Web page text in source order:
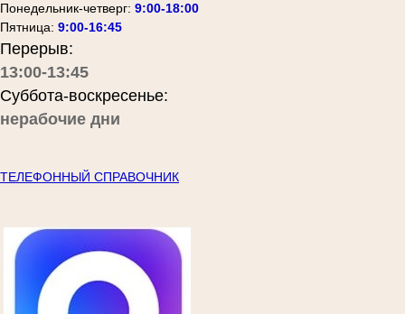
Понедельник-четверг: 9:00-18:00
Пятница: 9:00-16:45
Перерыв:
13:00-13:45
Суббота-воскресенье:
нерабочие дни
ТЕЛЕФОННЫЙ СПРАВОЧНИК